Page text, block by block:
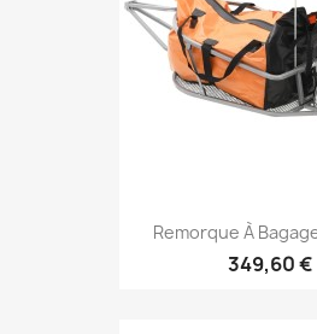
Remorque À
349,60 €